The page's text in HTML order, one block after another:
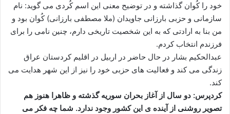
خود را کُوان گذاشته و در توضیح معنی این اسم کُردی می گوید: نام
سازمانی و حزبی بارزانی جاویدان (ملا مصطفی بارزانی) کُوان بود و
من بنا به ارادتی که به این شخصیت تاریخی دارم، چنین نامی را برای
فرزندم انتخاب کردم.
عبدالحکیم بشار در حال حاضر در اربیل در اقلیم کردستان عراق
زندگی می کند و فعالیت های حزبی خود را نیز از این شهر هدایت می
کند.
کردپرس: دو سال از آغاز بحران سوریه گذشته و ظاهرا هنوز هم
تصویر روشنی از آینده ی این کشور وجود ندارد. شما چه فکر می